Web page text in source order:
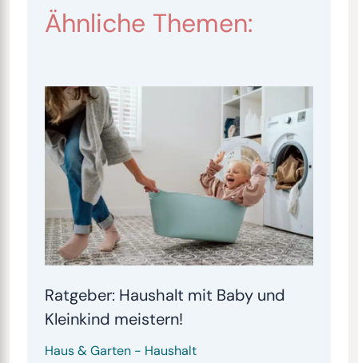
Ähnliche Themen:
Ratgeber: Haushalt mit Baby und
Kleinkind meistern!
Haus & Garten- Haushalt